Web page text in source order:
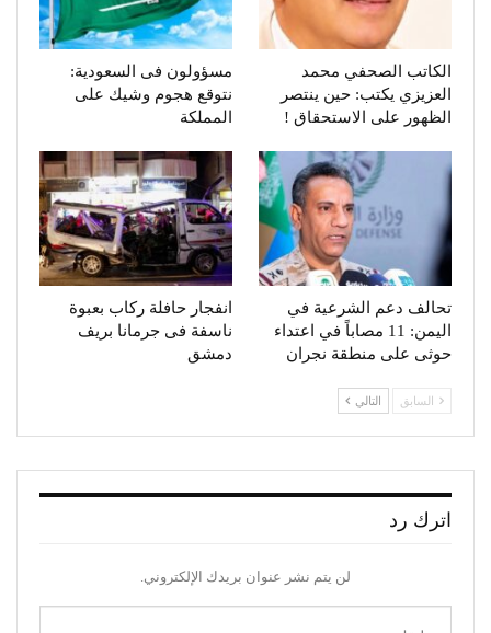
الكاتب الصحفي محمد
العزيزي يكتب: حين ينتصر
الظهور على الاستحقاق !
مسؤولون فى السعودية:
نتوقع هجوم وشيك على
المملكة
تحالف دعم الشرعية في
اليمن: 11 مصاباً في اعتداء
حوثى على منطقة نجران
انفجار حافلة ركاب بعبوة
ناسفة فى جرمانا بريف
دمشق
السابق التالي
اترك رد
لن يتم نشر عنوان بريدك الإلكتروني.